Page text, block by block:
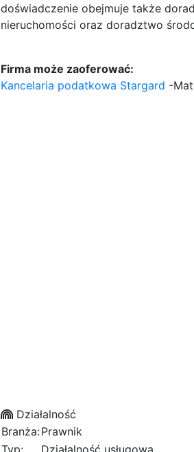
doświadczenie obejmuje także
nieruchomości oraz doradztwo
Firma może zaoferować:
Kancelaria podatkowa Stargard -
Działalność
Branża:Prawnik
Typ:
Działalność usługowa